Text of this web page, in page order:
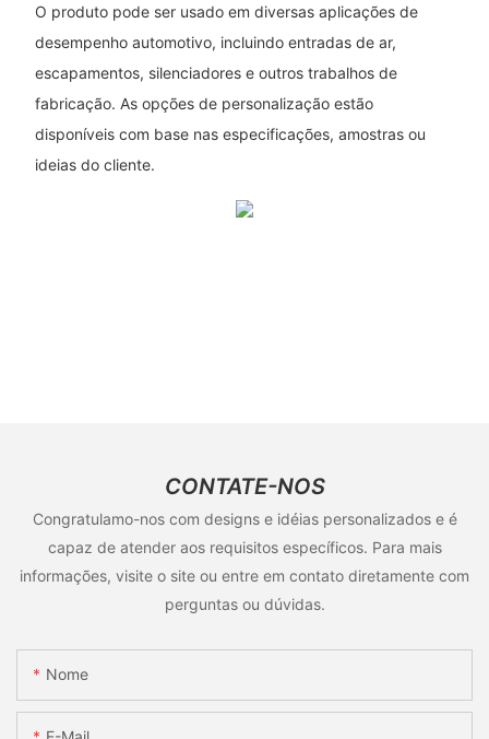
O produto pode ser usado em diversas aplicações de
desempenho automotivo, incluindo entradas de ar,
escapamentos, silenciadores e outros trabalhos de
fabricação. As opções de personalização estão
disponíveis com base nas especificações, amostras ou
ideias do cliente.
CONTATE-NOS
Congratulamo-nos com designs e idéias personalizados e é
capaz de atender aos requisitos específicos. Para mais
informações, visite o site ou entre em contato diretamente com
perguntas ou dúvidas.
Nome